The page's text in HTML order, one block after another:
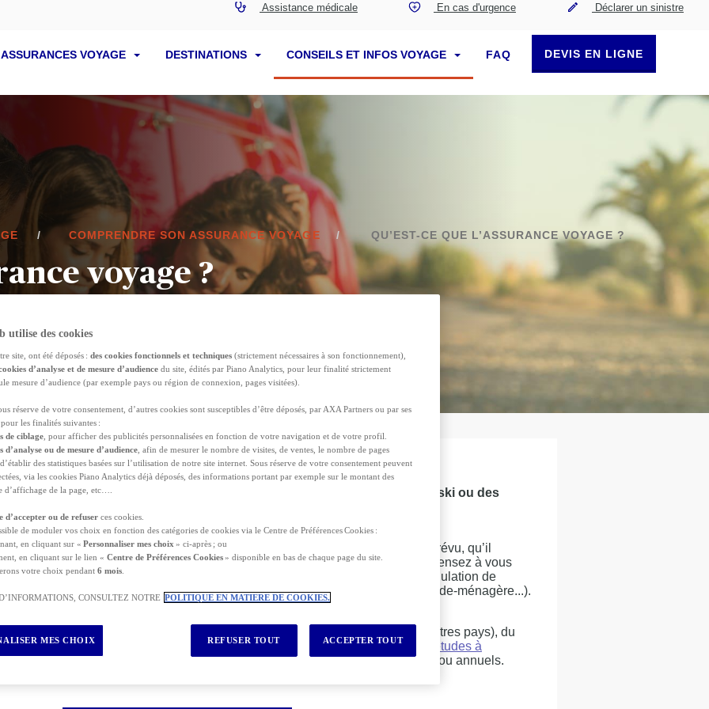
Assistance médicale En cas d'urgence Déclarer un sinistre
VOYAGE DESTINATIONS CONSEILS ET INFOS VOYAGE FAQ DEVIS EN LIGNE
COMPRENDRE SON ASSURANCE VOYAGE QU’EST-CE QUE L’ASSURANCE VOYAGE ?
voyage ?
assurance voyage en ligne pour voyager ?
week-end en amoureux, un séjour à la mer en famille, des vacances au ski ou des
pensé à vous assurer ?
voyage peut vous paraître inutile. Mais nul n’est à l’abri d’un événement imprévu, qu’il
avant le départ ou d’un incident pendant le voyage. Pour partir sereinement, pensez à vous
un ensemble de garanties et de services qui vous accompagnent avant (annulation de
frais médicaux à l’étranger, retour anticipé...) et après votre voyage (aide-ménagère...).
vos besoins en fonction de votre destination (France, Union Européenne ou autres pays), du
de vacances, d’un séjour avec des activités sportives telles que leski
études à
ce séjour en vous proposant des contrats d’assurance voyage temporaires ou annuels.
utilise des cookies
site, ont été déposés : des cookies fonctionnels et techniques (strictement nécessaires à son fonctionnement),
d’analyse et de mesure d’audience du site, édités par Piano Analytics, pour leur finalité strictement
mesure d’audience (par exemple pays ou région de connexion, pages visitées).
réserve de votre consentement, d’autres cookies sont susceptibles d’être déposés, par AXA Partners ou par ses
les finalités suivantes :
de ciblage , pour afficher des publicités personnalisées en fonction de votre navigation et de votre profil.
d’analyse ou de mesure d’audience , afin de mesurer le nombre de visites, de ventes, le nombre de pages
des statistiques basées sur l’utilisation de notre site internet. Sous réserve de votre consentement peuvent
via les cookies Piano Analytics déjà déposés, des informations portant par exemple sur le montant des
d’affichage de la page, etc….
d’accepter ou de refuser ces cookies.
de moduler vos choix en fonction des catégories de cookies via le Centre de Préférences Cookies :
en cliquant sur «Personnaliser mes choix » ci-après ; ou
en cliquant sur le lien «Centre de Préférences Cookies» disponible en bas de chaque page du site.
votre choix pendant 6 mois
CONSULTEZ NOTRE POLITIQUE EN MATIERE DE COOKIES.
MES CHOIX REFUSER TOUT ACCEPTER TOUT